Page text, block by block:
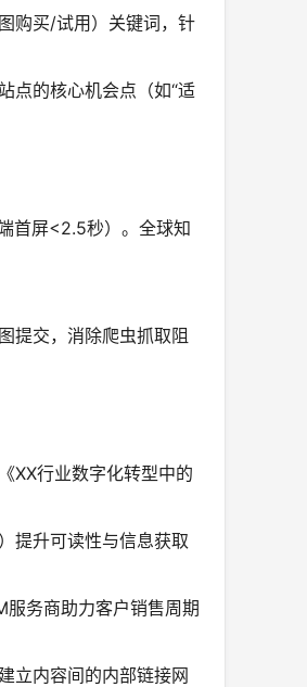
购买/试用）关键词，针
点的核心机会点（如“适
首屏<2.5秒）。全球知
提交，消除爬虫抓取阻
XX行业数字化转型中的
提升可读性与信息获取
务商助力客户销售周期
立内容间的内部链接网